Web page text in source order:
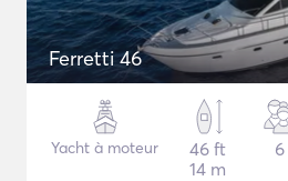
Ferretti 46
Yacht à moteur
46 ft
14 m
6